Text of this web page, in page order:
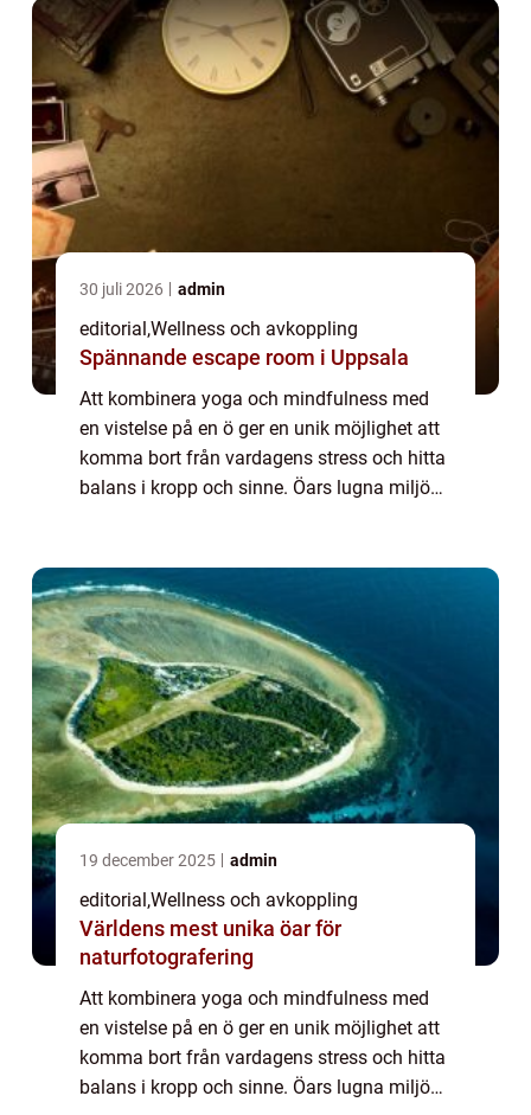
30 juli 2026 admin
editorial,Wellness och avkoppling
Spännande escape room i Uppsala
Att kombinera yoga och mindfulness med
en vistelse på en ö ger en unik möjlighet att
komma bort från vardagens stress och hitta
balans i kropp och sinne. Öars lugna miljöer,
19 december 2025 admin
editorial,Wellness och avkoppling
Världens mest unika öar för
naturfotografering
Att kombinera yoga och mindfulness med
en vistelse på en ö ger en unik möjlighet att
komma bort från vardagens stress och hitta
balans i kropp och sinne. Öars lugna miljöer,